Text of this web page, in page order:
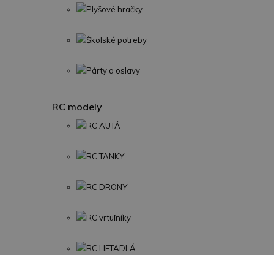
Plyšové hračky
Školské potreby
Párty a oslavy
RC modely
RC AUTÁ
RC TANKY
RC DRONY
RC vrtuľníky
RC LIETADLÁ